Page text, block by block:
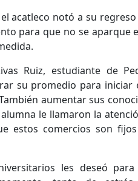
acatleco notó a su
para que no se aparque
Ruiz, estudiante de
su promedio para
aumentar sus
le llamaron la
estos comercios son
les deseó